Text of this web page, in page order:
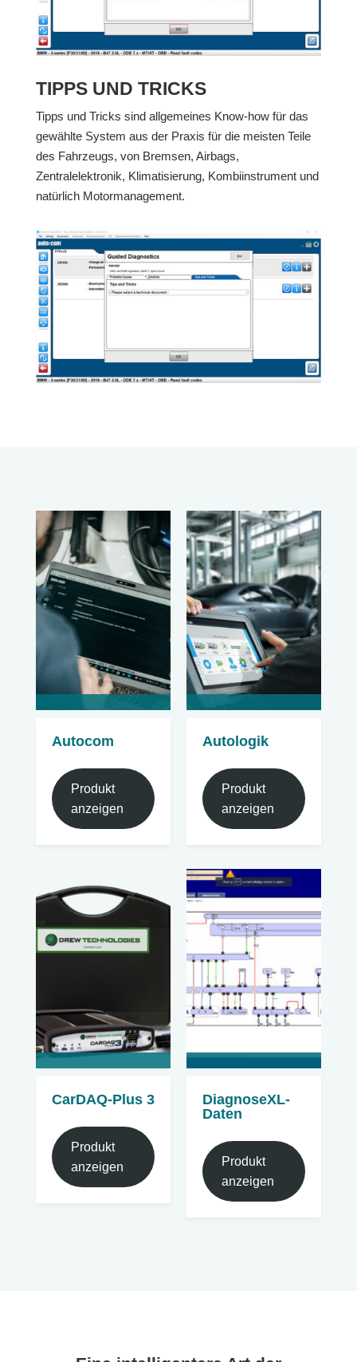
TIPPS UND TRICKS
Tipps und Tricks sind allgemeines Know-how für das
gewählte System aus der Praxis für die meisten Teile
des Fahrzeugs, von Bremsen, Airbags,
Zentralelektronik, Klimatisierung, Kombiinstrument und
natürlich Motormanagement.
Autocom
Produkt
anzeigen
Autologik
Produkt
anzeigen
CarDAQ-Plus 3
Produkt
anzeigen
DiagnoseXL-
Daten
Produkt
anzeigen